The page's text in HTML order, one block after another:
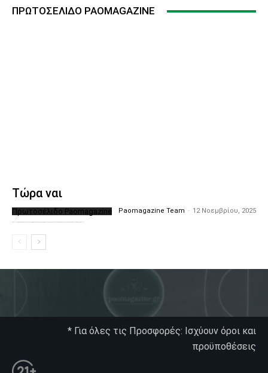
ΠΡΩΤΟΣΈΛΙΔΟ PAOMAGAZINE
Τώρα ναι
Πρωτοσέλιδο Paomagazine Paomagazine Team - 12 Νοεμβρίου, 2025
* Για όλες τις Προσφορές: Ισχύουν όροι και
προϋποθέσεις